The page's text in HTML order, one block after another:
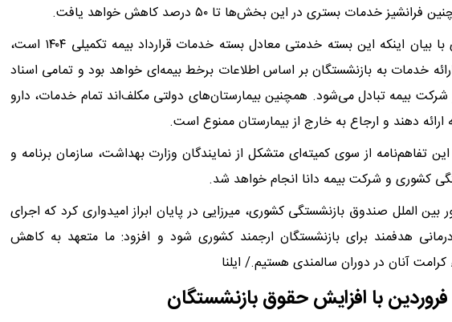
بستری در این بخش‌ها تا ۵۰ درصد کاهش خواهد یافت.
مدیرعامل صندوق بازنشستگی کشوری با بیان اینکه این بسته خدمتی معادل بسته خدمات قرارداد بیمه تکمیلی ۱۴۰۴ است،
خدمات به بازنشستگان بر اساس اطلاعات برخط بیمه‌ای خواهد بود و تمامی اسناد
بیمه تبادل می‌شود. همچنین بیمارستان‌های دولتی مکلف‌اند تمام خدمات، دارو
دهند و ارجاع به خارج از بیمارستان ممنوع است.
تفاهم‌نامه از سوی کمیته‌ای متشکل از نمایندگان وزارت بهداشت، سازمان برنامه و
کشوری و شرکت بیمه دانا انجام خواهد شد.
بین الملل صندوق بازنشستگی کشوری، میرزایی در پایان ابراز امیدواری کرد که اجرای
هدفمند برای بازنشستگان ارجمند کشوری شود و افزود: ما متعهد به کاهش
کرامت آنان در دوران سالمندی هستیم./ ایلنا
با افزایش حقوق بازنشستگان